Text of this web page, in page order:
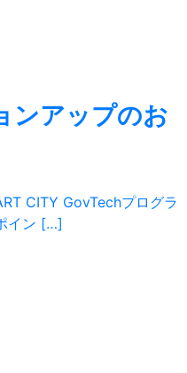
ンアップのお
CITY GovTechプログラ
イン […]